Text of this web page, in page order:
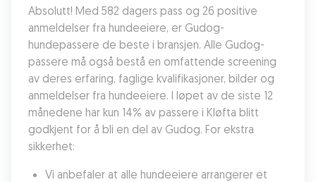
Absolutt! Med 582 dagers pass og 26 positive
anmeldelser fra hundeeiere, er Gudog-
hundepassere de beste i bransjen. Alle Gudog-
passere må også bestå en omfattende screening
av deres erfaring, faglige kvalifikasjoner, bilder og
anmeldelser fra hundeeiere. I løpet av de siste 12
månedene har kun 14% av passere i Kløfta blitt
godkjent for å bli en del av Gudog. For ekstra
sikkerhet:
Vi anbefaler at alle hundeeiere arrangerer et